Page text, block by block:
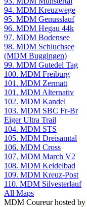
94. MDM Kreuzwege
95. MDM Genusslauf
96. MDM Hegau 44k
97. MDM Bodensee
98. MDM Schluchsee
(MDM Buggingen)
99. MDM Gutedel Tag
100. MDM Freiburg
101. MDM Zermatt
101. MDM Alternativ
102. MDM Kandel
103. MDM SBC Fr-Br
Eiger Ultra Trail
104. MDM STS
105. MDM Dreisamtal
106. MDM Cross
107. MDM March V2
108. MDM Keidelbad
109. MDM Kreuz-Post
110. MDM Silvesterlauf
All Maps
MDM Coureur hosted by